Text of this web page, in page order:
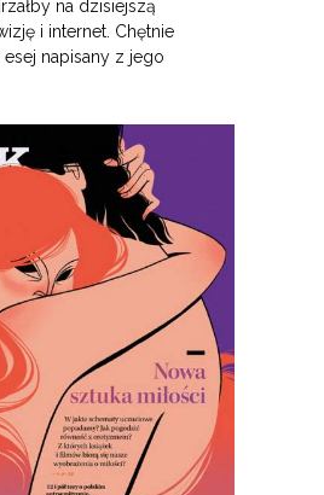
na dzisiejszą
i internet. Chętnie
napisany z jego